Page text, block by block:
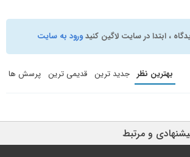
، ابتدا در سایت لاگین کنیدورود به سایت
بهترین نظر جدید ترین قدیمی ترین پرسش ها
و مرتبط